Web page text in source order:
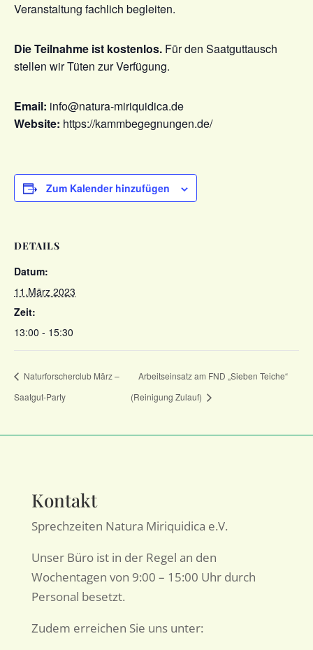
Veranstaltung fachlich begleiten.
Die Teilnahme ist kostenlos. Für den Saatguttausch
stellen wir Tüten zur Verfügung.
Email: info@natura-miriquidica.de
Website: https://kammbegegnungen.de/
Zum Kalender hinzufügen
DETAILS
Datum:
11.März 2023
Zeit:
13:00 - 15:30
Naturforscherclub März –
Saatgut-Party
Arbeitseinsatz am FND „Sieben Teiche“
(Reinigung Zulauf)
Kontakt
Sprechzeiten Natura Miriquidica e.V.
Unser Büro ist in der Regel an den
Wochentagen von 9:00 – 15:00 Uhr durch
Personal besetzt.
Zudem erreichen Sie uns unter: